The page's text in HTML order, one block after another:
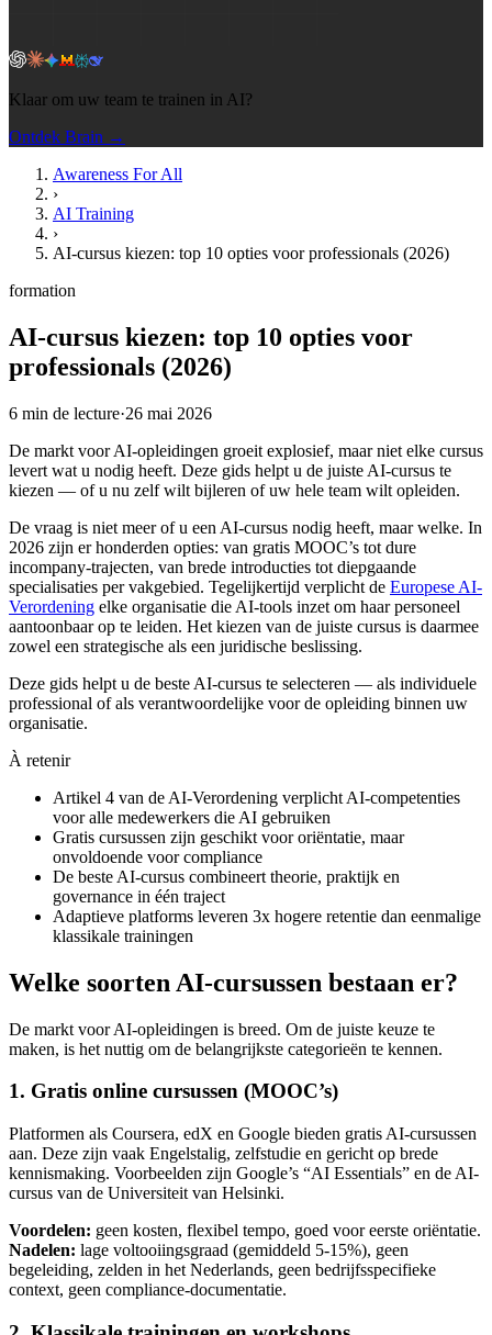
Klaar om uw team te trainen in AI?
Ontdek Brain →
Awareness For All
›
AI Training
›
AI-cursus kiezen: top 10 opties voor professionals (2026)
formation
AI-cursus kiezen: top 10 opties voor
professionals (2026)
6 min de lecture·26 mai 2026
De markt voor AI-opleidingen groeit explosief, maar niet elke cursus
levert wat u nodig heeft. Deze gids helpt u de juiste AI-cursus te
kiezen — of u nu zelf wilt bijleren of uw hele team wilt opleiden.
De vraag is niet meer of u een AI-cursus nodig heeft, maar welke. In
2026 zijn er honderden opties: van gratis MOOC’s tot dure
incompany-trajecten, van brede introducties tot diepgaande
specialisaties per vakgebied. Tegelijkertijd verplicht de Europese AI-
Verordening elke organisatie die AI-tools inzet om haar personeel
aantoonbaar op te leiden. Het kiezen van de juiste cursus is daarmee
zowel een strategische als een juridische beslissing.
Deze gids helpt u de beste AI-cursus te selecteren — als individuele
professional of als verantwoordelijke voor de opleiding binnen uw
organisatie.
À retenir
Artikel 4 van de AI-Verordening verplicht AI-competenties
voor alle medewerkers die AI gebruiken
Gratis cursussen zijn geschikt voor oriëntatie, maar
onvoldoende voor compliance
De beste AI-cursus combineert theorie, praktijk en
governance in één traject
Adaptieve platforms leveren 3x hogere retentie dan eenmalige
klassikale trainingen
Welke soorten AI-cursussen bestaan er?
De markt voor AI-opleidingen is breed. Om de juiste keuze te
maken, is het nuttig om de belangrijkste categorieën te kennen.
1. Gratis online cursussen (MOOC’s)
Platformen als Coursera, edX en Google bieden gratis AI-cursussen
aan. Deze zijn vaak Engelstalig, zelfstudie en gericht op brede
kennismaking. Voorbeelden zijn Google’s “AI Essentials” en de AI-
cursus van de Universiteit van Helsinki.
Voordelen: geen kosten, flexibel tempo, goed voor eerste oriëntatie.
Nadelen: lage voltooiingsgraad (gemiddeld 5-15%), geen
begeleiding, zelden in het Nederlands, geen bedrijfsspecifieke
context, geen compliance-documentatie.